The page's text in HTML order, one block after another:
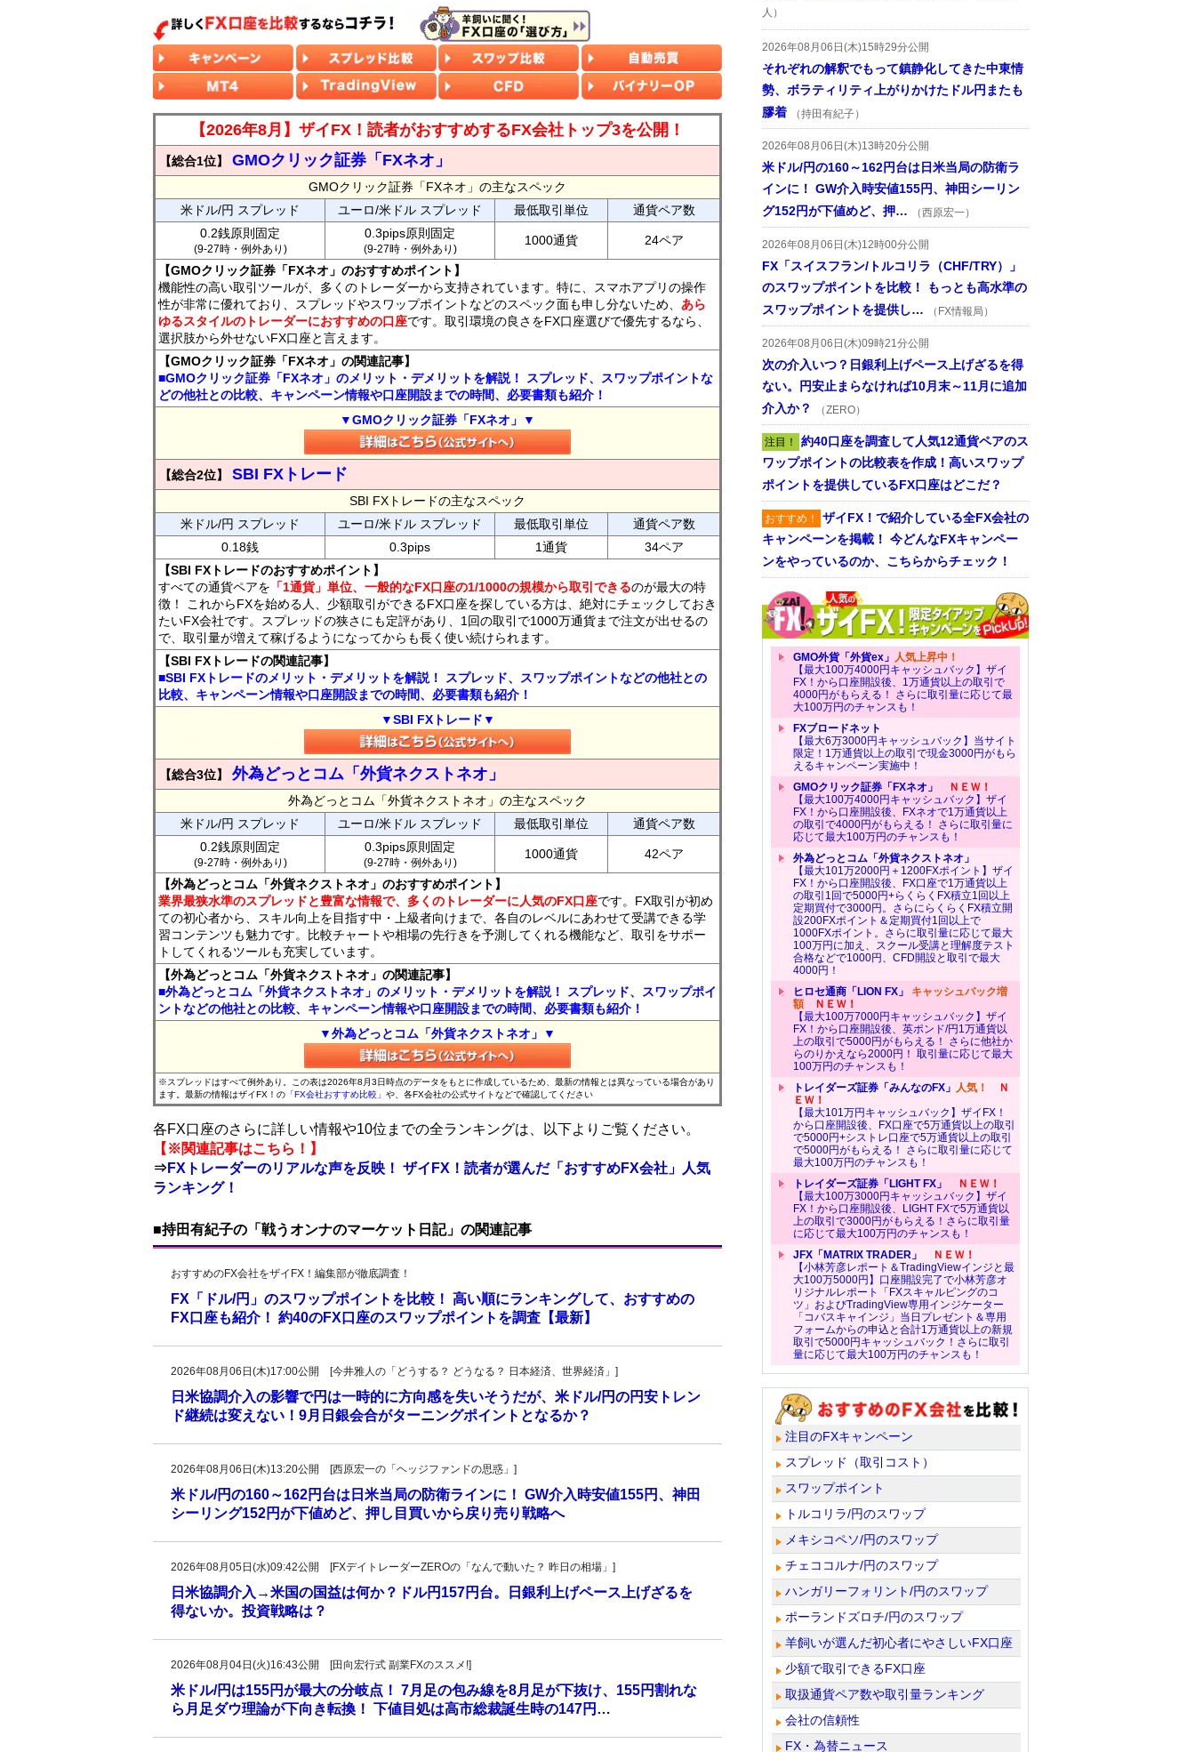
【2026年8月】ザイFX！読者がおすすめするFX会社トップ3を公開！
【総合1位】 GMOクリック証券「FXネオ」
GMOクリック証券「FXネオ」の主なスペック
米ドル/円 スプレッド
ユーロ/米ドル スプレッド 最低取引単位
通貨ペア数
0.2銭原則固定
(9-27時・例外あり)
0.3pips原則固定
(9-27時・例外あり)
1000通貨 24ペア
【GMOクリック証券「FXネオ」のおすすめポイント】
機能性の高い取引ツールが、多くのトレーダーから支持されています。特に、スマホアプリの操作
性が非常に優れており、スプレッドやスワップポイントなどのスペック面も申し分ないため、 あら
ゆるスタイルのトレーダーにおすすめの口座です。取引環境の良さをFX口座選びで優先するなら、
選択肢から外せないFX口座と言えます。
【GMOクリック証券「FXネオ」の関連記事】
■GMOクリック証券「FXネオ」のメリット・デメリットを解説！ スプレッド、スワップポイントな
どの他社との比較、キャンペーン情報や口座開設までの時間、必要書類も紹介！
▼GMOクリック証券「FXネオ」▼
【総合2位】 SBI FXトレード
SBI FXトレードの主なスペック
米ドル/円 スプレッド
ユーロ/米ドル スプレッド 最低取引単位
通貨ペア数
0.18銭
0.3pips 1通貨
34ペア
【SBI FXトレードのおすすめポイント】
すべての通貨ペアを 「1通貨」単位、一般的なFX口座の1/1000の規模から取引できるのが最大の特
徴！ これからFXを始める人、少額取引ができるFX口座を探している方は、絶対にチェックしておき
たいFX会社です。スプレッドの狭さにも定評があり、1回の取引で1000万通貨まで注文が出せるの
で、取引量が増えて稼げるようになってからも長く使い続けられます。
【SBI FXトレードの関連記事】
■SBI FXトレードのメリット・デメリットを解説！ スプレッド、スワップポイントなどの他社との
比較、キャンペーン情報や口座開設までの時間、必要書類も紹介！
▼SBI FXトレード▼
【総合3位】 外為どっとコム「外貨ネクストネオ」
外為どっとコム「外貨ネクストネオ」の主なスペック
米ドル/円 スプレッド
ユーロ/米ドル スプレッド 最低取引単位
通貨ペア数
0.2銭原則固定
(9-27時・例外あり)
0.3pips原則固定
(9-27時・例外あり)
1000通貨 42ペア
【外為どっとコム「外貨ネクストネオ」のおすすめポイント】
業界最狭水準のスプレッドと豊富な情報で、多くのトレーダーに人気のFX口座です。FX取引が初め
ての初心者から、スキル向上を目指す中・上級者向けまで、各自のレベルにあわせて受講できる学
習コンテンツも魅力です。比較チャートや相場の先行きを予測してくれる機能など、取引をサポー
トしてくれるツールも充実しています。
【外為どっとコム「外貨ネクストネオ」の関連記事】
■外為どっとコム「外貨ネクストネオ」のメリット・デメリットを解説！ スプレッド、スワップポイ
ントなどの他社との比較、キャンペーン情報や口座開設までの時間、必要書類も紹介！
▼外為どっとコム「外貨ネクストネオ」▼
※スプレッドはすべて例外あり。この表は2026年8月3日時点のデータをもとに作成しているため、最新の情報とは異なっている場合があり
ます。最新の情報はザイFX！の 「FX会社おすすめ比較」 や、各FX会社の公式サイトなどで確認してください
各FX口座のさらに詳しい情報や10位までの全ランキングは、以下よりご覧ください。
【※関連記事はこちら！】
⇒FXトレーダーのリアルな声を反映！ ザイFX！読者が選んだ「おすすめFX会社」人気
ランキング！
■持田有紀子の「戦うオンナのマーケット日記」の関連記事
おすすめのFX会社をザイFX！編集部が徹底調査！
FX「ドル/円」のスワップポイントを比較！ 高い順にランキングして、おすすめの
FX口座も紹介！ 約40のFX口座のスワップポイントを調査【最新】
2026年08月06日(木)17:00公開 [今井雅人の「どうする？ どうなる？ 日本経済、世界経済」]
日米協調介入の影響で円は一時的に方向感を失いそうだが、米ドル/円の円安トレン
ド継続は変えない！9月日銀会合がターニングポイントとなるか？
2026年08月06日(木)13:20公開 [西原宏一の「ヘッジファンドの思惑」]
米ドル/円の160～162円台は日米当局の防衛ラインに！ GW介入時安値155円、神田
シーリング152円が下値めど、押し目買いから戻り売り戦略へ
2026年08月05日(水)09:42公開 [FXデイトレーダーZEROの「なんで動いた？ 昨日の相場」]
日米協調介入→米国の国益は何か？ドル円157円台。日銀利上げペース上げざるを
得ないか。投資戦略は？
2026年08月04日(火)16:43公開 [田向宏行式 副業FXのススメ!]
米ドル/円は155円が最大の分岐点！ 7月足の包み線を8月足が下抜け、155円割れな
ら月足ダウ理論が下向き転換！ 下値目処は高市総裁誕生時の147円…
人）
2026年08月06日(木)15時29分公開
それぞれの解釈でもって鎮静化してきた中東情
勢、ボラティリティ上がりかけたドル円またも
膠着
（持田有紀子）
2026年08月06日(木)13時20分公開
米ドル/円の160～162円台は日米当局の防衛ラ
インに！ GW介入時安値155円、神田シーリン
グ152円が下値めど、押…
（西原宏一）
2026年08月06日(木)12時00分公開
FX「スイスフラン/トルコリラ（CHF/TRY）」
のスワップポイントを比較！ もっとも高水準の
スワップポイントを提供し…
（FX情報局）
2026年08月06日(木)09時21分公開
次の介入いつ？日銀利上げペース上げざるを得
ない。円安止まらなければ10月末～11月に追加
介入か？
（ZERO）
注目！ 約40口座を調査して人気12通貨ペアのス
ワップポイントの比較表を作成！高いスワップ
ポイントを提供しているFX口座はどこだ？
おすすめ！ ザイFX！で紹介している全FX会社の
キャンペーンを掲載！ 今どんなFXキャンペー
ンをやっているのか、こちらからチェック！
GMO外貨「外貨ex」 人気上昇中！
【最大100万4000円キャッシュバック】ザイ
FX！から口座開設後、1万通貨以上の取引で
4000円がもらえる！ さらに取引量に応じて最
大100万円のチャンスも！
FXブロードネット
【最大6万3000円キャッシュバック】当サイト
限定！1万通貨以上の取引で現金3000円がもら
えるキャンペーン実施中！
GMOクリック証券「FXネオ」
ＮＥＷ！
【最大100万4000円キャッシュバック】ザイ
FX！から口座開設後、FXネオで1万通貨以上
の取引で4000円がもらえる！ さらに取引量に
応じて最大100万円のチャンスも！
外為どっとコム「外貨ネクストネオ」
【最大101万2000円＋1200FXポイント】ザイ
FX！から口座開設後、FX口座で1万通貨以上
の取引1回で5000円+らくらくFX積立1回以上
定期買付で3000円。さらにらくらくFX積立開
設200FXポイント＆定期買付1回以上で
1000FXポイント。さらに取引量に応じて最大
100万円に加え、スクール受講と理解度テスト
合格などで1000円、CFD開設と取引で最大
4000円！
ヒロセ通商「LION FX」 キャッシュバック増
額ＮＥＷ！
【最大100万7000円キャッシュバック】ザイ
FX！から口座開設後、英ポンド/円1万通貨以
上の取引で5000円がもらえる！ さらに他社か
らのりかえなら2000円！ 取引量に応じて最大
100万円のチャンスも！
トレイダーズ証券「みんなのFX」 人気！
Ｎ
ＥＷ！
【最大101万円キャッシュバック】ザイFX！
から口座開設後、FX口座で5万通貨以上の取引
で5000円+シストレ口座で5万通貨以上の取引
で5000円がもらえる！ さらに取引量に応じて
最大100万円のチャンスも！
トレイダーズ証券「LIGHT FX」
ＮＥＷ！
【最大100万3000円キャッシュバック】ザイ
FX！から口座開設後、LIGHT FXで5万通貨以
上の取引で3000円がもらえる！さらに取引量
に応じて最大100万円のチャンスも！
JFX「MATRIX TRADER」
ＮＥＷ！
【小林芳彦レポート＆TradingViewインジと最
大100万5000円】口座開設完了で小林芳彦オ
リジナルレポート「FXスキャルピングのコ
ツ」およびTradingView専用インジケーター
「コバスキャインジ」当日プレゼント＆専用
フォームからの申込と合計1万通貨以上の新規
取引で5000円キャッシュバック！さらに取引
量に応じて最大100万円のチャンスも！
注目のFXキャンペーン
スプレッド（取引コスト）
スワップポイント
トルコリラ/円のスワップ
メキシコペソ/円のスワップ
チェココルナ/円のスワップ
ハンガリーフォリント/円のスワップ
ポーランドズロチ/円のスワップ
羊飼いが選んだ初心者にやさしいFX口座
少額で取引できるFX口座
取扱通貨ペア数や取引量ランキング
会社の信頼性
FX・為替ニュース